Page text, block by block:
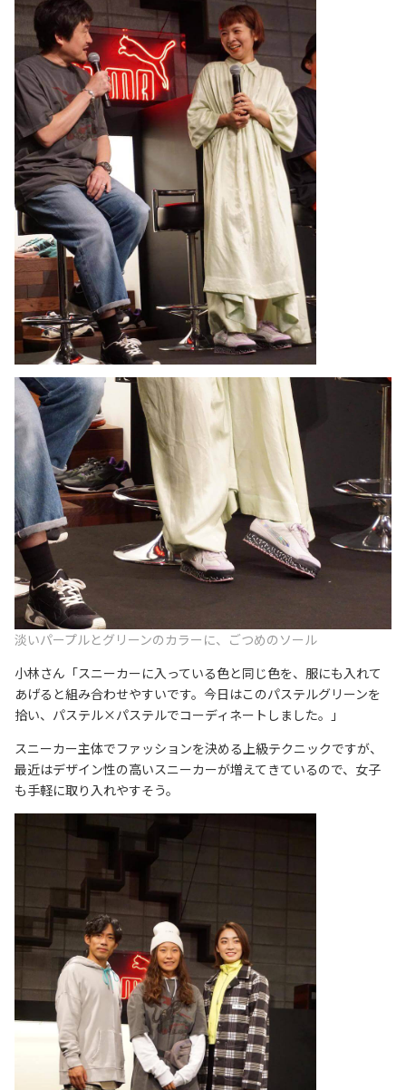
淡いパープルとグリーンのカラーに、ごつめのソール
小林さん「スニーカーに入っている色と同じ色を、服にも入れて
あげると組み合わせやすいです。今日はこのパステルグリーンを
拾い、パステル×パステルでコーディネートしました。」
スニーカー主体でファッションを決める上級テクニックですが、
最近はデザイン性の高いスニーカーが増えてきているので、女子
も手軽に取り入れやすそう。